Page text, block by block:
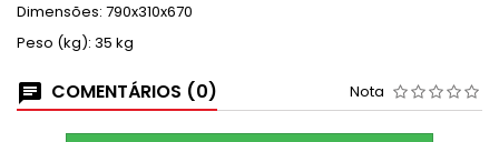
Dimensões: 790x310x670
Peso (kg): 35 kg
COMENTÁRIOS (0) Nota